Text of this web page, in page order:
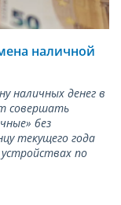
наличной
наличных денег в
совершать
без
текущего года
по